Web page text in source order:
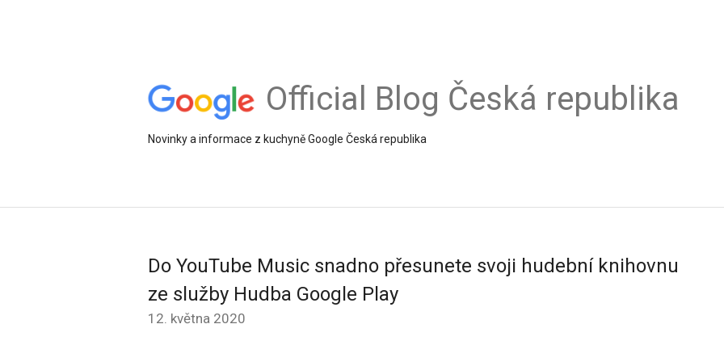
Official Blog Česká republika
Novinky a informace z kuchyně Google Česká republika
Do YouTube Music snadno přesunete svoji hudební knihovnu
ze služby Hudba Google Play
12. května 2020